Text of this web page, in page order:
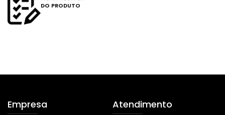
DO PRODUTO
Empresa Atendimento